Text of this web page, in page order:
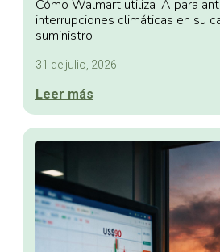
Cómo Walmart utiliza IA para
interrupciones climáticas en su
suministro
31 de julio, 2026
Leer más